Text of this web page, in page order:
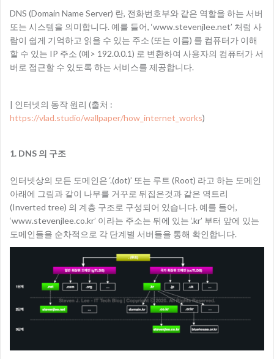
DNS (Domain Name Server) 란, 전화번호부와 같은 역할을 하는 서버
또는 시스템을 의미합니다. 예를 들어, ‘www.stevenjlee.net’ 처럼 사
람이 쉽게 기억하고 읽을 수 있는 주소 (또는 이름) 를 컴퓨터가 이해
할 수 있는 IP 주소 (예> 192.0.0.1) 로 변환하여 사용자의 컴퓨터가 서
버로 접근할 수 있도록 하는 서비스를 제공합니다.
| 인터넷의 동작 원리 (출처 :
https://vlad.studio/wallpaper/how_internet_works)
1. DNS 의 구조
인터넷상의 모든 도메인은 ‘.(dot)’ 또는 루트 (Root) 라고 하는 도메인
아래에 그림과 같이 나무를 거꾸로 뒤집은것과 같은 역트리
(Inverted tree) 의 계층 구조로 구성되어 있습니다. 예를 들어,
‘www.stevenjlee.co.kr’ 이라는 주소는 뒤에 있는 ‘.kr’ 부터 앞에 있는
도메인들을 순차적으로 각 단계별 서버들을 통해 확인합니다.